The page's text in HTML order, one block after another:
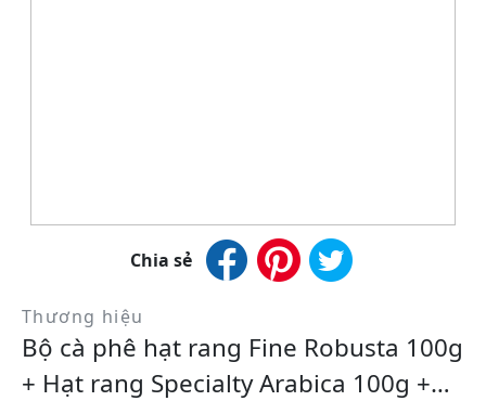
Chia sẻ
Thương hiệu
Bộ cà phê hạt rang Fine Robusta 100g
+ Hạt rang Specialty Arabica 100g +